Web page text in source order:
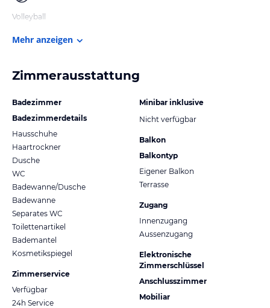
Volleyball
Mehr anzeigen
Zimmerausstattung
Badezimmer
Badezimmerdetails
Hausschuhe
Haartrockner
Dusche
WC
Badewanne/Dusche
Badewanne
Separates WC
Toilettenartikel
Bademantel
Kosmetikspiegel
Zimmerservice
Verfügbar
24h Service
Minibar inklusive
Nicht verfügbar
Balkon
Balkontyp
Eigener Balkon
Terrasse
Zugang
Innenzugang
Aussenzugang
Elektronische
Zimmerschlüssel
Anschlusszimmer
Mobiliar